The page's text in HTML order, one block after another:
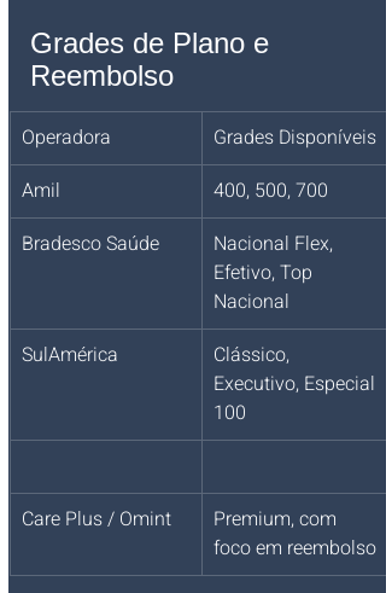
Grades de Plano e
Reembolso
Operadora
Grades Disponíveis
Amil
400, 500, 700
Bradesco Saúde
Nacional Flex,
Efetivo, Top
Nacional
SulAmérica
Clássico,
Executivo, Especial
100
Care Plus / Omint
Premium, com
foco em reembolso